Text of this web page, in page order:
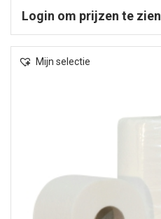
Login om prijzen te zien
Mijn selectie